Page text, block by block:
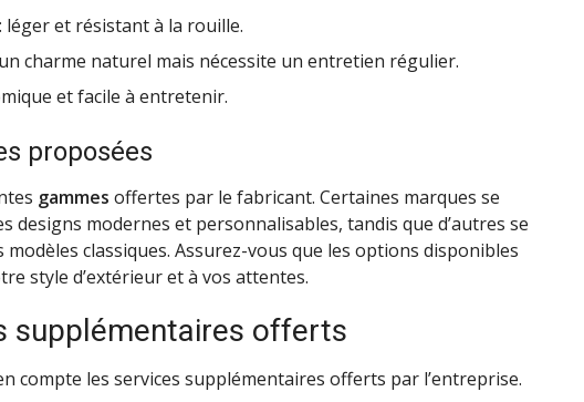
: léger et résistant à la rouille.
charme naturel mais nécessite un entretien régulier.
et facile à entretenir.
proposées
gammes offertes par le fabricant. Certaines marques se
designs modernes et personnalisables, tandis que d’autres se
classiques. Assurez-vous que les options disponibles
style d’extérieur et à vos attentes.
supplémentaires offerts
compte les services supplémentaires offerts par l’entreprise.